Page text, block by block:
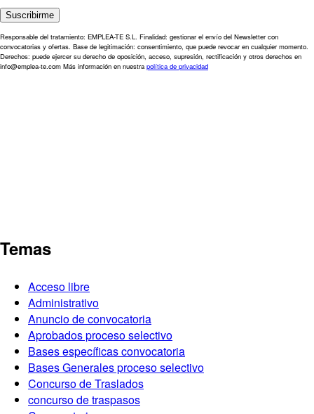
Responsable del tratamiento: EMPLEA-TE S.L. Finalidad: gestionar el envío del Newsletter con
convocatorias y ofertas. Base de legitimación: consentimiento, que puede revocar en cualquier momento.
Derechos: puede ejercer su derecho de oposición, acceso, supresión, rectificación y otros derechos en
info@emplea-te.com Más información en nuestra política de privacidad
Temas
Acceso libre
Administrativo
Anuncio de convocatoria
Aprobados proceso selectivo
Bases específicas convocatoria
Bases Generales proceso selectivo
Concurso de Traslados
concurso de traspasos